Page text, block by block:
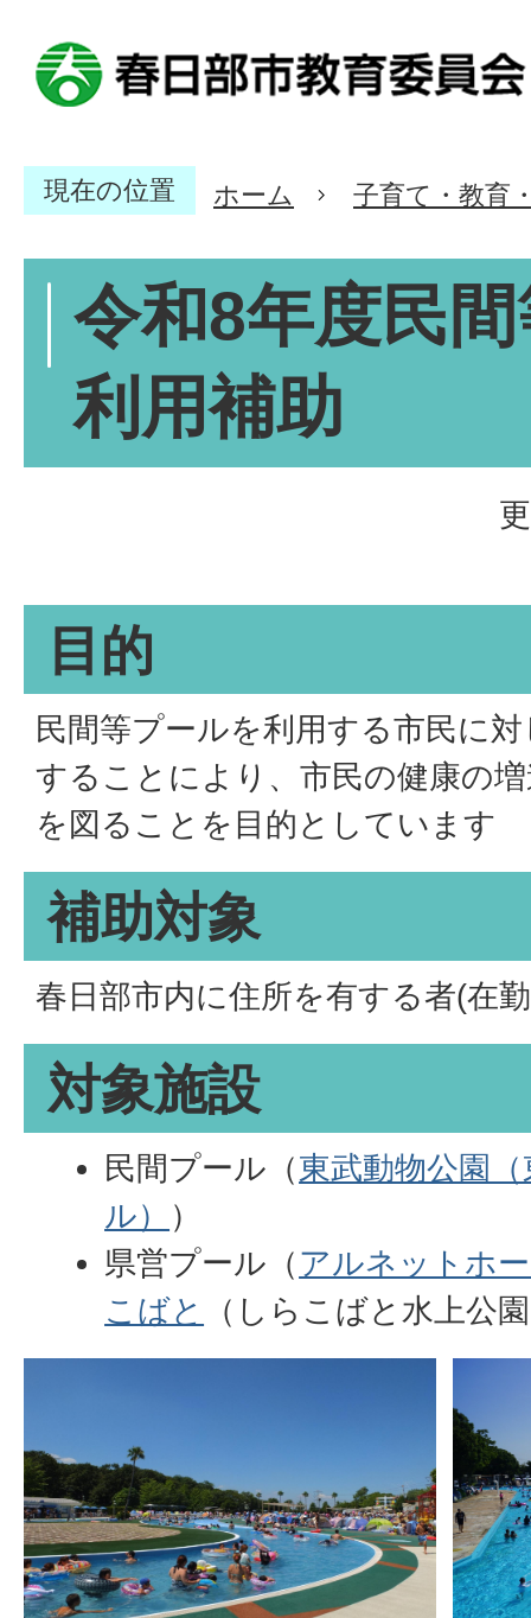
現在の位置 ホーム 子育て・教育
令和8年度民
利用補助
目的
民間等プールを利用する市民に
することにより、市民の健康の
を図ることを目的としています
補助対象
春日部市内に住所を有する者(在
対象施設
民間プール（東武動物公園
ル）
）
県営プール（アルネットホ
こばと
（しらこばと水上公